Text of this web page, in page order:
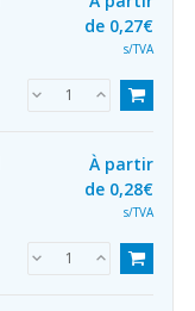
de 0,27€
s/TVA
À partir
de 0,28€
s/TVA